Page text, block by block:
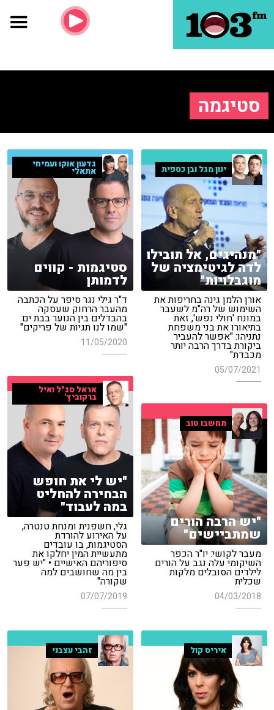
סטיגמה
ינון מגל ובן כספית
"מנהיגים, אל תובילו
לדה לגיטימציה של
מוגבלויות"
אורן הלמן גינה בחריפות את
השימוש של רה"מ לשעבר
במונח 'חולי נפש', זאת
בתיאורו את בני משפחת
נתניהו: "אפשר להעביר
ביקורת בדרך הרבה יותר
מכבדת"
05/07/2021
גדעון אוקו ועמיחי
אתאלי
סטיגמות - קווים
לדמותן
ד"ר גילי נגר סיפר על הכתבה
מהעבר הרחוק שעסקה
בהבדלים בין הנוער בבת ים:
"שמו לנו תגיות של פריקים"
11/05/2020
אראל סג"ל ואיל
ברקוביץ'
"יש לי את חופש
הבחירה להחליט
במה לעבוד"
גלי, חשפנית ומנחת טנטרה,
על האירוע להורדת
הסטיגמות, בו עובדים
מתעשיית המין יחלקו את
סיפוריהם האישיים • "יש פער
בין מה שחושבים למה
שקורה"
07/07/2019
תחשבו טוב
"יש הרבה הורים
שמתביישים"
מעבר לקושי: יו"ר הכפר
השיקומי עלה נגב על הורים
לילדים הסובלים מלקות
שכלית
04/03/2018
איריס קול זהבי עצבני